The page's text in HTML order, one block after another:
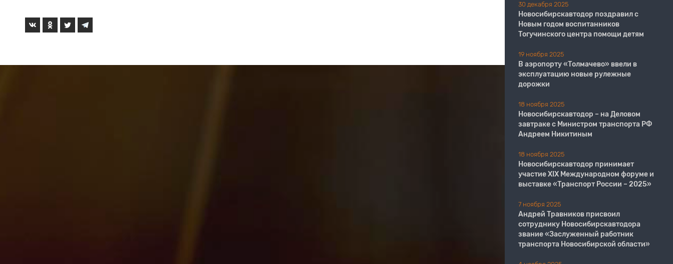
30 декабря 2025
Новосибирскавтодор поздравил с
Новым годом воспитанников
Тогучинского центра помощи детям
19 ноября 2025
В аэропорту «Толмачево» ввели в
эксплуатацию новые рулежные
дорожки
18 ноября 2025
Новосибирскавтодор – на Деловом
завтраке с Министром транспорта РФ
Андреем Никитиным
18 ноября 2025
Новосибирскавтодор принимает
участие XIX Международном форуме и
выставке «Транспорт России – 2025»
7 ноября 2025
Андрей Травников присвоил
сотруднику Новосибирскавтодора
звание «Заслуженный работник
транспорта Новосибирской области»